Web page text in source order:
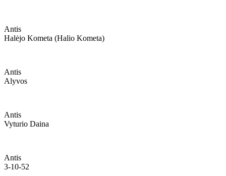
Antis
Halėjo Kometa (halio Kometa)
Antis
Alyvos
Antis
Vyturio Daina
Antis
3-10-52